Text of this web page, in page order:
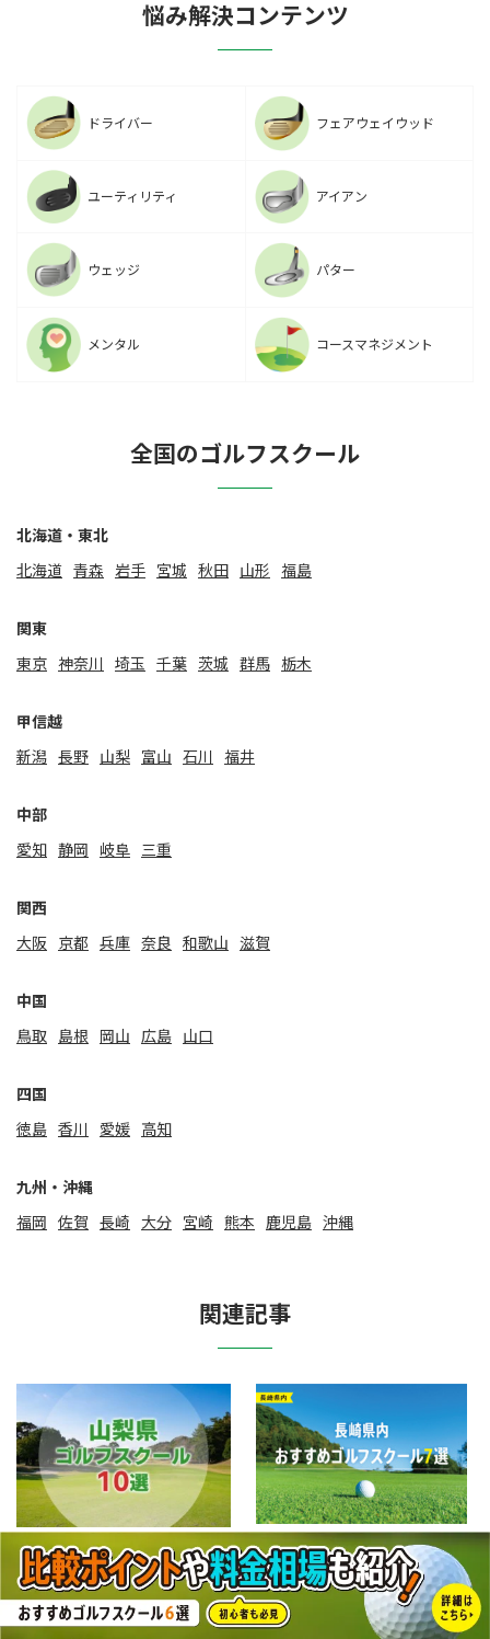
悩み解決コンテンツ
ドライバー フェアウェイウッド
ユーティリティ アイアン
ウェッジ パター
メンタル コースマネジメント
全国のゴルフスクール
北海道・東北
北海道 ⻘森 岩手 宮城 秋田 山形 福島
関東
東京 神奈川 埼玉 千葉 茨城 群馬 栃木
甲信越
新潟 ⻑野 山梨 富山 石川 福井
中部
愛知 静岡 岐阜 三重
関⻄
大阪
京都 兵庫 奈良 和歌山 滋賀
中国
鳥取
島根 岡山 広島 山口
四国
徳島 香川 愛媛 高知
九州・沖縄
福岡
佐賀 ⻑崎 大分 宮崎 熊本 鹿児島 沖縄
関連記事
【厳選10選】山梨県にあるおすす
めゴルフスクール一覧
2020-07-08
【厳選】長崎県内おすすめゴル
フスクール7選
2021-08-12